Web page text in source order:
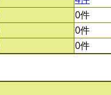
0件
0件
0件